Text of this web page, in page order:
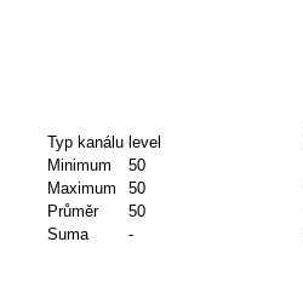
Typ kanálu level
Minimum
50
Maximum
50
Průměr
50
Suma
-